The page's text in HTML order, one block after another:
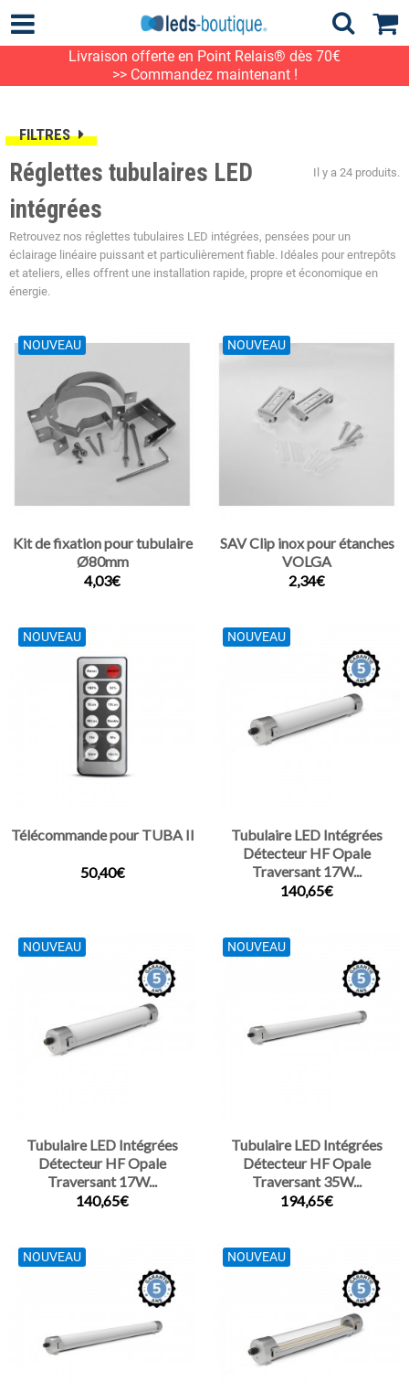
Livraison offerte en Point Relais® dès 70€
>> Commandez maintenant !
FILTRES
Il y a 24 produits.
Réglettes tubulaires LED
intégrées
Retrouvez nos réglettes tubulaires LED intégrées, pensées pour un
éclairage linéaire puissant et particulièrement fiable. Idéales pour entrepôts
et ateliers, elles offrent une installation rapide, propre et économique en
énergie.
NOUVEAU
Kit de fixation pour tubulaire
Ø80mm
4,03€
NOUVEAU
SAV Clip inox pour étanches
VOLGA
2,34€
NOUVEAU
Télécommande pour TUBA II
50,40€
NOUVEAU
Tubulaire LED Intégrées
Détecteur HF Opale
Traversant 17W...
140,65€
NOUVEAU
Tubulaire LED Intégrées
Détecteur HF Opale
Traversant 17W...
140,65€
NOUVEAU
Tubulaire LED Intégrées
Détecteur HF Opale
Traversant 35W...
194,65€
NOUVEAU NOUVEAU